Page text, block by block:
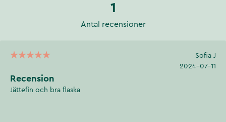
1
Antal recensioner
Sofia J
2024-07-11
Recension
Jättefin och bra flaska